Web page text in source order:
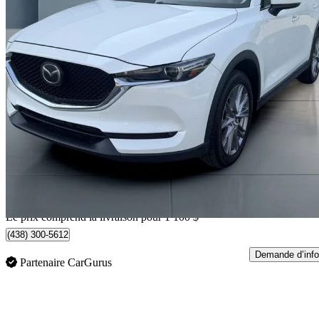
2019 Mazda CX-5
GT AWD45 000 km
430 $/mois env.
Le prix comprend la livraison pour 1 100 $
(438) 300-5612
Partenaire CarGurus
Demande d’info